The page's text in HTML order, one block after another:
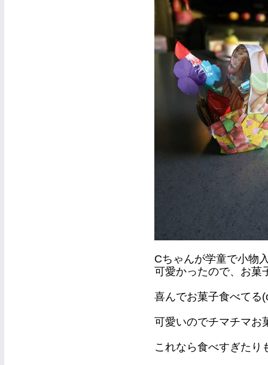
Cちゃんが学童で小物
可愛かったので、お
喜んでお菓子食べてる
可愛いのでチマチマお
これなら食べすぎたり